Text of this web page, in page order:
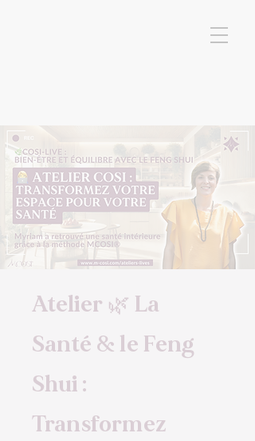
Atelier 🌿 La
Santé & le Feng
Shui :
Transformez